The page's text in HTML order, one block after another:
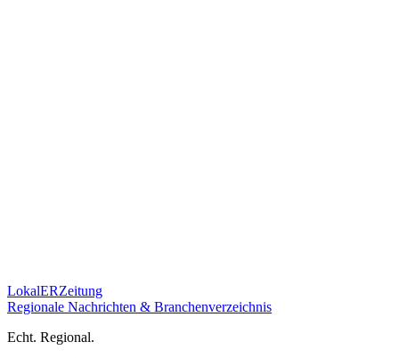
LokalERZeitung
Regionale Nachrichten & Branchenverzeichnis
Echt. Regional.